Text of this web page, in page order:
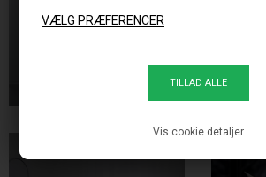
Vis cookie detaljer